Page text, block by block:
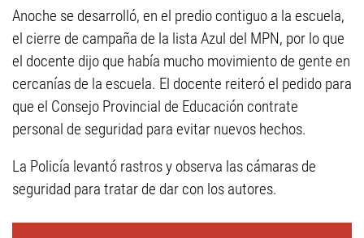
Anoche se desarrolló, en el predio contiguo a la escuela,
el cierre de campaña de la lista Azul del MPN, por lo que
el docente dijo que había mucho movimiento de gente en
cercanías de la escuela. El docente reiteró el pedido para
que el Consejo Provincial de Educación contrate
personal de seguridad para evitar nuevos hechos.
La Policía levantó rastros y observa las cámaras de
seguridad para tratar de dar con los autores.